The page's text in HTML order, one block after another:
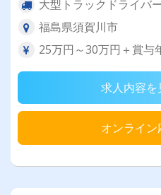
大型トラックドライバ
福島県須賀川市
25万円～30万円＋賞与
求人内容を
オンライン